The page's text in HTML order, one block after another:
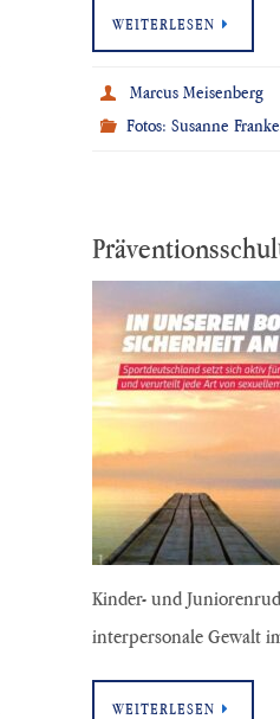
WEITERLESEN
Marcus Meisenberg
Fotos: Susanne
Kinder- und
interpersonale Gewalt
WEITERLESEN